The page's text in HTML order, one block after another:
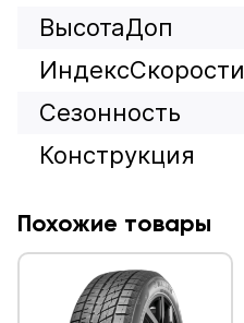
ВысотаДоп
ИндексСкорости
Сезонность
Конструкция
Похожие товары